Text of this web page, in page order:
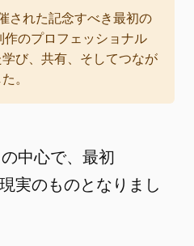
された記念すべき最初の
のプロフェッショナル
び、共有、そしてつなが
。
中心で、最初
実のものとなりまし